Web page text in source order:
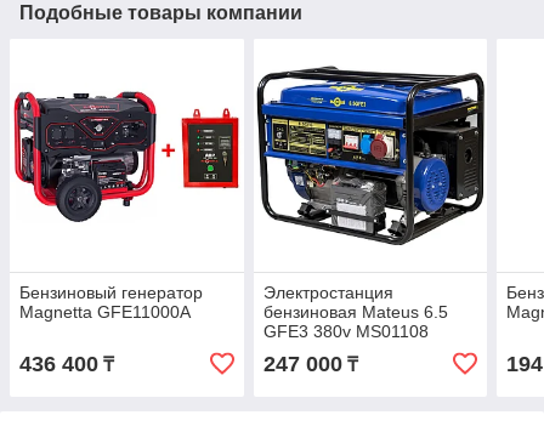
Подобные товары компании
Бензиновый генератор
Magnetta GFE11000A
436 400 ₸
Электростанция
бензиновая Mateus 6.5
GFE3 380v MS01108
247 000₸